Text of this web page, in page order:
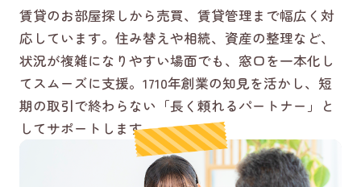
賃貸のお部屋探しから売買、賃貸管理まで幅広く対
応しています。住み替えや相続、資産の整理など、
状況が複雑になりやすい場面でも、窓口を一本化し
てスムーズに支援。1710年創業の知見を活かし、短
期の取引で終わらない「長く頼れるパートナー」と
してサポートします。